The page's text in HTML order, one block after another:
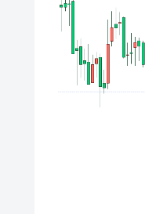
『Money1』
『Money1』
『Money1』
『Money1』